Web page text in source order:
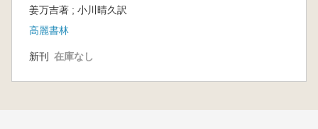
姜万吉著 ; 小川晴久訳
高麗書林
新刊 在庫なし